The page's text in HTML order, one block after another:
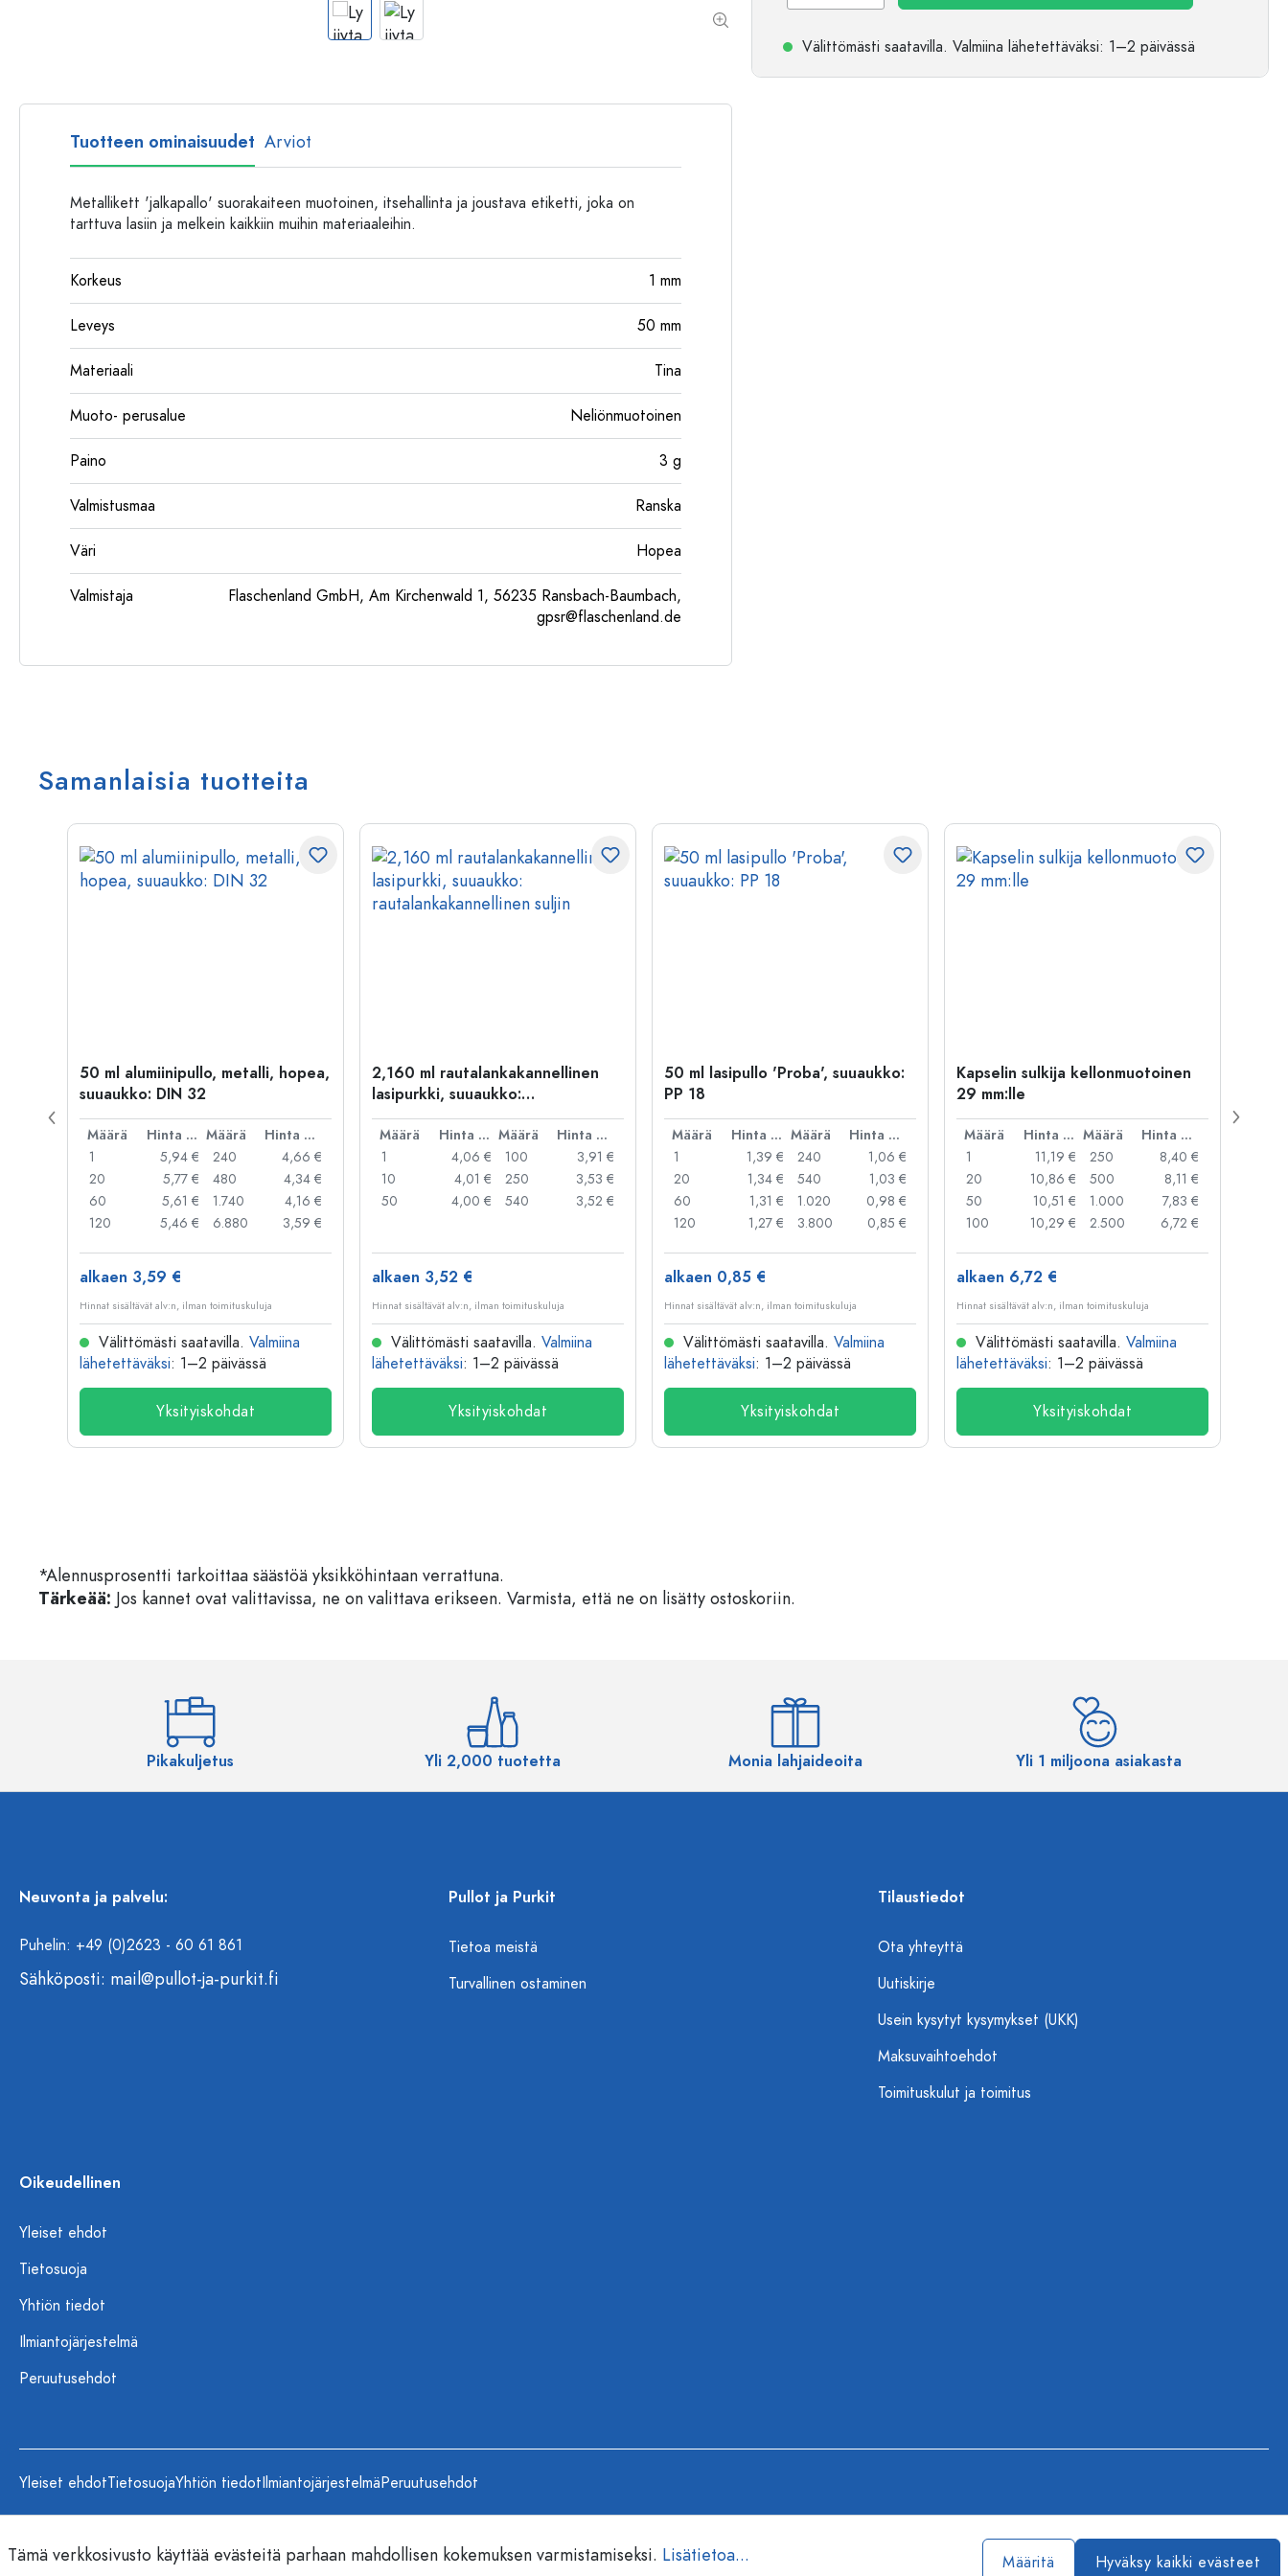
Muovipullot
Välittömästi saatavilla. Valmiina lähetettäväksi: 1–2 päivässä
Tuotteen ominaisuudet Arviot
Metallikett 'jalkapallo' suorakaiteen muotoinen, itsehallinta ja joustava etiketti, joka on
tarttuva lasiin ja melkein kaikkiin muihin materiaaleihin.
Korkeus 1 mm
Leveys 50 mm
Materiaali Tina
Muoto- perusalue Neliönmuotoinen
Paino 3 g
Valmistusmaa Ranska
Väri Hopea
Valmistaja
Flaschenland GmbH, Am Kirchenwald 1, 56235 Ransbach-Baumbach,
gpsr@flaschenland.de
Samanlaisia tuotteita
50 ml alumiinipullo, metalli, hopea,
suuaukko: DIN 32
Määrä Hinta per kpl Määrä
Hinta per kpl
1
5,94 €
20
5,77 €
60
5,61 €
120
5,46 €
240
4,66 €
480
4,34 €
1.740
4,16 €
6.880
3,59 €
alkaen 3,59 €
Hinnat sisältävät alv:n, ilman toimituskuluja
Välittömästi saatavilla. Valmiina
lähetettäväksi: 1–2 päivässä
Yksityiskohdat
2,160 ml rautalankakannellinen
lasipurkki, suuaukko:
rautalankakannellinen suljin
Määrä Hinta per kpl Määrä
Hinta per kpl
1
4,06 €
10
4,01 €
50
4,00 €
100
3,91 €
250
3,53 €
540
3,52 €
alkaen 3,52 €
Hinnat sisältävät alv:n, ilman toimituskuluja
Välittömästi saatavilla. Valmiina
lähetettäväksi: 1–2 päivässä
Yksityiskohdat
50 ml lasipullo 'Proba', suuaukko:
PP 18
Määrä Hinta per kpl Määrä
Hinta per kpl
1
1,39 €
20
1,34 €
60
1,31 €
120
1,27 €
240
1,06 €
540
1,03 €
1.020
0,98 €
3.800
0,85 €
alkaen 0,85 €
Hinnat sisältävät alv:n, ilman toimituskuluja
Välittömästi saatavilla. Valmiina
lähetettäväksi: 1–2 päivässä
Yksityiskohdat
Kapselin sulkija kellonmuotoinen
29 mm:lle
Määrä Hinta per kpl Määrä
Hinta per kpl
1
11,19 €
20
10,86 €
50
10,51 €
100
10,29 €
250
8,40 €
500
8,11 €
1.000
7,83 €
2.500
6,72 €
alkaen 6,72 €
Hinnat sisältävät alv:n, ilman toimituskuluja
Välittömästi saatavilla. Valmiina
lähetettäväksi: 1–2 päivässä
Yksityiskohdat
*Alennusprosentti tarkoittaa säästöä yksikköhintaan verrattuna.
Tärkeää: Jos kannet ovat valittavissa, ne on valittava erikseen. Varmista, että ne on lisätty ostoskoriin.
Pikakuljetus Yli 2,000 tuotetta Monia lahjaideoita Yli 1 miljoona asiakasta
Neuvonta ja palvelu:
Puhelin: +49 (0)2623 - 60 61 861
Sähköposti: mail@pullot-ja-purkit.fi
Pullot ja Purkit
Tietoa meistä
Turvallinen ostaminen
Tilaustiedot
Ota yhteyttä
Uutiskirje
Usein kysytyt kysymykset (UKK)
Maksuvaihtoehdot
Toimituskulut ja toimitus
Oikeudellinen
Yleiset ehdot
Tietosuoja
Yhtiön tiedot
Ilmiantojärjestelmä
Peruutusehdot
Yleiset ehdotTietosuojaYhtiön tiedotIlmiantojärjestelmäPeruutusehdot
Tämä verkkosivusto käyttää evästeitä parhaan mahdollisen kokemuksen varmistamiseksi. Lisätietoa... Määritä Hyväksy kaikki evästeet